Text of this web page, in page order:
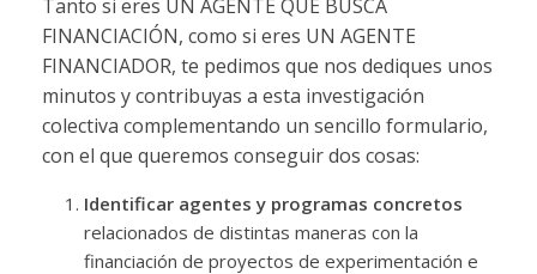
Tanto si eres UN AGENTE QUE BUSCA
FINANCIACIÓN, como si eres UN AGENTE
FINANCIADOR, te pedimos que nos dediques unos
minutos y contribuyas a esta investigación
colectiva complementando un sencillo formulario,
con el que queremos conseguir dos cosas:
Identificar agentes y programas concretos
relacionados de distintas maneras con la
financiación de proyectos de experimentación e